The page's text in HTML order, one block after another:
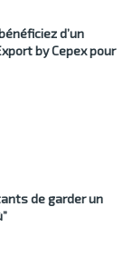
d’un
by Cepex pour
de garder un